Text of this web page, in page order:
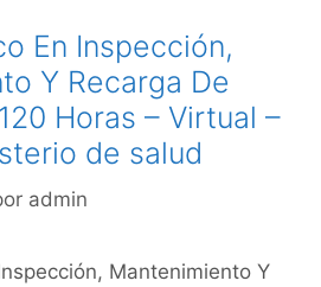
En Inspección,
Y Recarga De
Horas – Virtual –
de salud
admin
Mantenimiento Y